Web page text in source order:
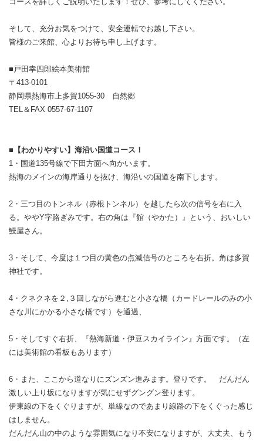
そして、充分お気をつけて、安全運転でお越し下さい。
皆様のご来館、心よりお待ち申し上げます。
■戸田幸四郎絵本美術館
〒413-0101
静岡県熱海市上多賀1055-30 自然郷
TEL＆FAX 0557-67-1107
■【わかりやすい】海沿い国道コース！
1・国道135号線で下田方面へ向かいます。
熱海のメインの海岸通りを抜け、海沿いの国道を南下します。
2・三つ目のトンネル（赤根トンネル）を越したら次の信号を右に入
る。ややY字路ぎみです。右の角は『館（やかた）』という、おいしい
鰻屋さん。
3・そして、今度は１つ目の黄色の点滅信号のところを右折。角は多賀
神社です。
4・クネクネを ２,３回 しながら進むと小さな橋（カードレールのみの小
さな川にかかる小さな橋です）を通過、
5・そしてすぐ右折、『熱海新道・伊豆スカイライン』方面です。（左
には美術館の看板もあります）
6・また、ここから道なりにズンズン進みます。登りです。 だんだん
激しい上り坂になりますが気にせずグングン登ります。
伊東線の下をくぐりますが、単線なのであまり線路の下をくぐった感じ
はしません。
だんだん山の中のような雰囲気になり不安になりますが、大丈夫、もう